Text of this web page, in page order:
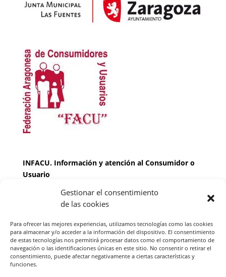
Gestionar el consentimiento
de las cookies
Para ofrecer las mejores experiencias, utilizamos tecnologías como las cookies
para almacenar y/o acceder a la información del dispositivo. El consentimiento
de estas tecnologías nos permitirá procesar datos como el comportamiento de
navegación o las identificaciones únicas en este sitio. No consentir o retirar el
consentimiento, puede afectar negativamente a ciertas características y
funciones.
INFACU. Información y atención al Consumidor o
Usuario
MARTES Y JUEVES de17:00 a 20 horas
horas
Teléfono de contacto976 13 47 92